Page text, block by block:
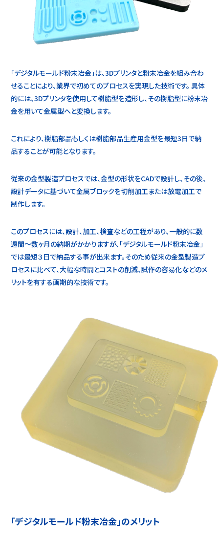
「デジタルモールド粉末冶金」は、3Dプリンタと粉末冶金を組み合わ
せることにより、業界で初めてのプロセスを実現した技術です。 具体
的には、3Dプリンタを使用して樹脂型を造形し、その樹脂型に粉末冶
金を用いて金属型へと変換します。
これにより、樹脂部品もしくは樹脂部品生産用金型を最短3日で納
品することが可能となります。
従来の金型製造プロセスでは、金型の形状をCADで設計し、その後、
設計データに基づいて金属ブロックを切削加工または放電加工で
制作します。
このプロセスには、設計、加工、検査などの工程があり、一般的に数
週間～数ヶ月の納期がかかりますが、「デジタルモールド粉末冶金」
では最短３日で納品する事が出来ます。そのため従来の金型製造プ
ロセスに比べて、大幅な時間とコストの削減、試作の容易化などのメ
リットを有する画期的な技術です。
「デジタルモールド粉末冶金」のメリット